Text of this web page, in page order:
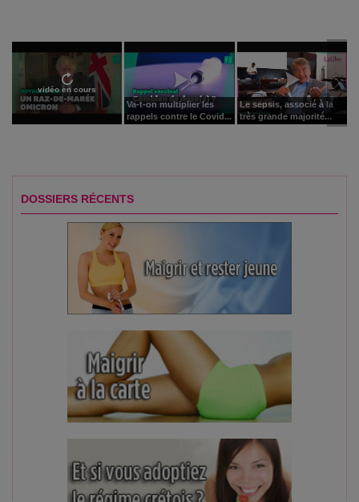
vidéo en cours
Va-t-on multiplier les
rappels contre le Covid...
Le sepsis, associé à la
très grande majorité...
DOSSIERS RÉCENTS